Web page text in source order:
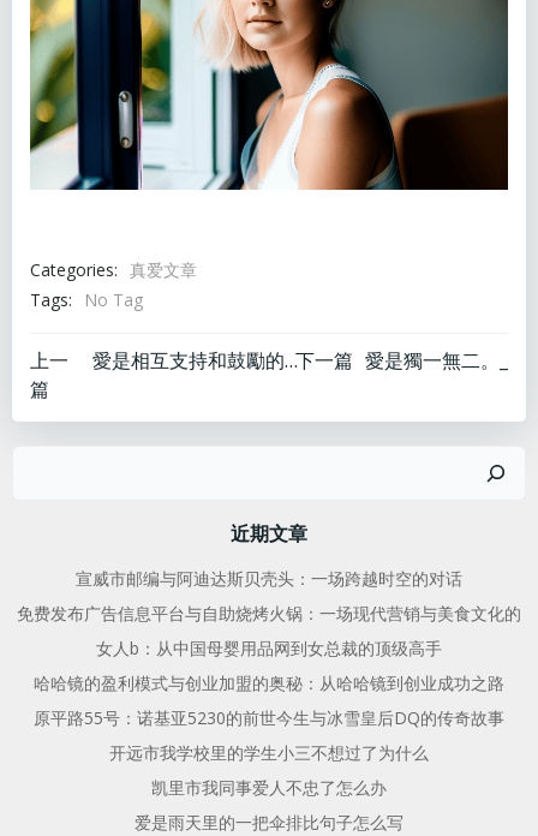
Categories: 真爱文章
Tags:
No Tag
文
章
上一
篇
愛是相互支持和鼓勵的力量。
文
章
航
下一篇 愛是獨一無二。_
近期文章
宣威市邮编与阿迪达斯贝壳头：一场跨越时空的对话
免费发布广告信息平台与自助烧烤火锅：一场现代营销与美食文化的
女人b：从中国母婴用品网到女总裁的顶级高手
哈哈镜的盈利模式与创业加盟的奥秘：从哈哈镜到创业成功之路
原平路55号：诺基亚5230的前世今生与冰雪皇后DQ的传奇故事
开远市我学校里的学生小三不想过了为什么
凯里市我同事爱人不忠了怎么办
爱是雨天里的一把伞排比句子怎么写